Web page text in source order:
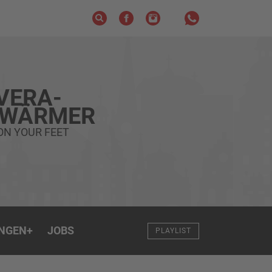
YOUR FEET
+ JOBS PLAYLIST